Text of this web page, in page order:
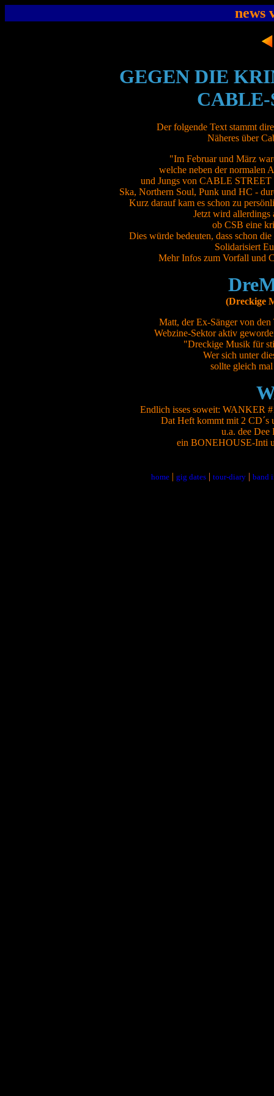
news
GEGEN DIE
CABLE-
Der folgende Text stammt
Näheres über
"Im Februar und März
welche neben der normalen
und Jungs von CABLE
Ska, Northern Soul, Punk und HC -
Kurz darauf kam es schon zu
Jetzt wird allerdings
ob CSB eine
Dies würde bedeuten, dass schon
Solidarisiert
Mehr Infos zum Vorfall und
(Dreckige
Matt, der Ex-Sänger von
Webzine-Sektor aktiv
"Dreckige Musik für
Wer sich unter
sollte gleich
Endlich isses soweit: WANKER
Dat Heft kommt mit 2 CD´s
u.a. dee Dee
ein BONEHOUSE-Inti
home | gig dates | tour-diary | band